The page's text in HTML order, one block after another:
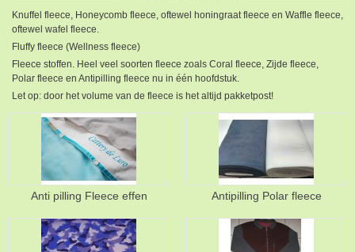
Knuffel fleece, Honeycomb fleece, oftewel honingraat fleece en Waffle fleece,
oftewel wafel fleece.
Fluffy fleece (Wellness fleece)
Fleece stoffen. Heel veel soorten fleece zoals Coral fleece, Zijde fleece,
Polar fleece en Antipilling fleece nu in één hoofdstuk.
Let op: door het volume van de fleece is het altijd pakketpost!
Anti pilling Fleece effen Antipilling Polar fleece